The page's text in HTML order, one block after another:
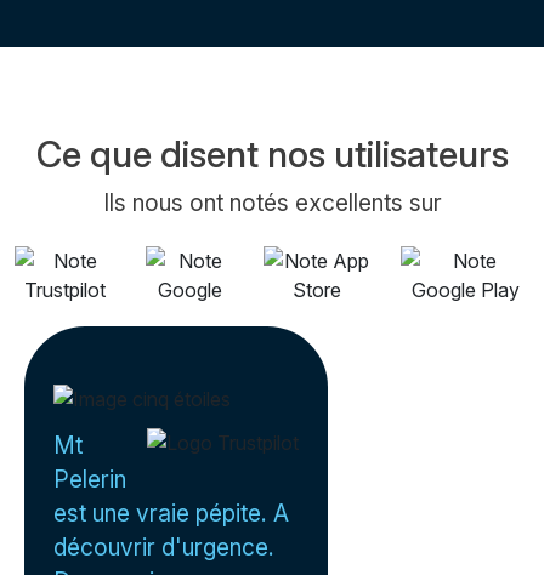
Ce que disent nos utilisateurs
Ils nous ont notés excellents sur
Mt
Pelerin
est une vraie pépite. A
découvrir d'urgence.